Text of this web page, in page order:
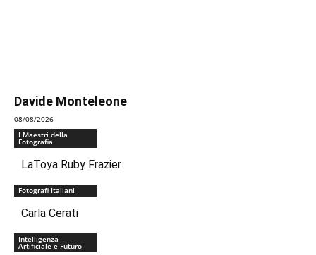
Davide Monteleone
08/08/2026
I Maestri della
Fotografia
LaToya Ruby Frazier
Fotografi Italiani
Carla Cerati
Intelligenza
Artificiale e Futuro